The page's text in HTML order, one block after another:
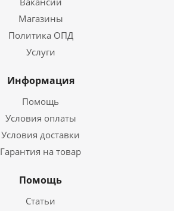
Магазины
Политика ОПД
Услуги
Информация
Помощь
Условия оплаты
Условия доставки
Гарантия на товар
Помощь
Статьи